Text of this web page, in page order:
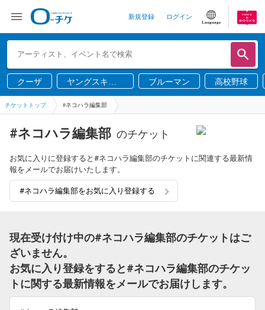
新規登録 ログイン
Language
クーザ
ヤングスキニ
ー
ブルーマン 高校野球
チケットトップ #ネコハラ編集部
#ネコハラ編集部 のチケット
お気に入りに登録すると#ネコハラ編集部のチケットに関連する最新情
報をメールでお届けいたします。
#ネコハラ編集部をお気に入り登録する
現在受け付け中の#ネコハラ編集部のチケットはご
ざいません。
お気に入り登録をすると#ネコハラ編集部のチケッ
トに関する最新情報をメールでお届けします。